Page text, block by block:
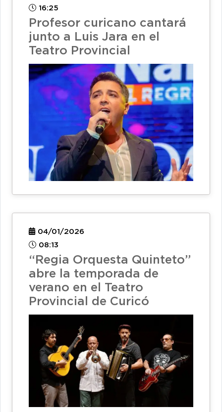
16:25
Profesor curicano cantará
junto a Luis Jara en el
Teatro Provincial
04/01/2026
08:13
“Regia Orquesta Quinteto”
abre la temporada de
verano en el Teatro
Provincial de Curicó